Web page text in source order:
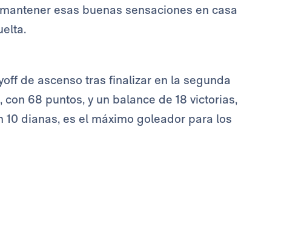
esas buenas sensaciones en casa
de ascenso tras finalizar en la segunda
68 puntos, y un balance de 18 victorias,
dianas, es el máximo goleador para los